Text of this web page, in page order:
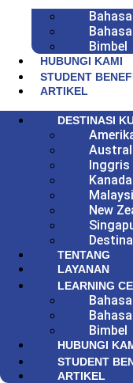
Bimbel
HUBUNGI KAMI
STUDENT
ARTIKEL
DESTINASI
Inggris
Kanada
New
TENTANG
LAYANAN
LEARNING
Bimbel
HUBUNGI
STUDENT
ARTIKEL